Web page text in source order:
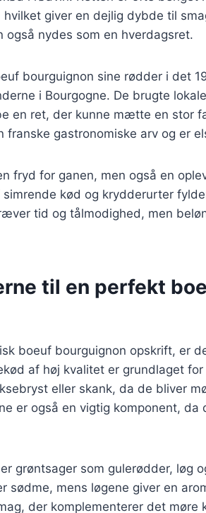
hvilket giver en dejlig dybde til
også nydes som en hverdagsret.
bourguignon sine rødder i det
i Bourgogne. De brugte
en ret, der kunne mætte en stor
franske gastronomiske arv og er
fryd for ganen, men også en
kød og krydderurter
tid og tålmodighed, men
til en perfekt
boeuf bourguignon opskrift, er
af høj kvalitet er grundlaget
eller skank, da de bliver
er også en vigtig komponent,
grøntsager som gulerødder, løg
sødme, mens løgene giver en
der komplementerer det møre